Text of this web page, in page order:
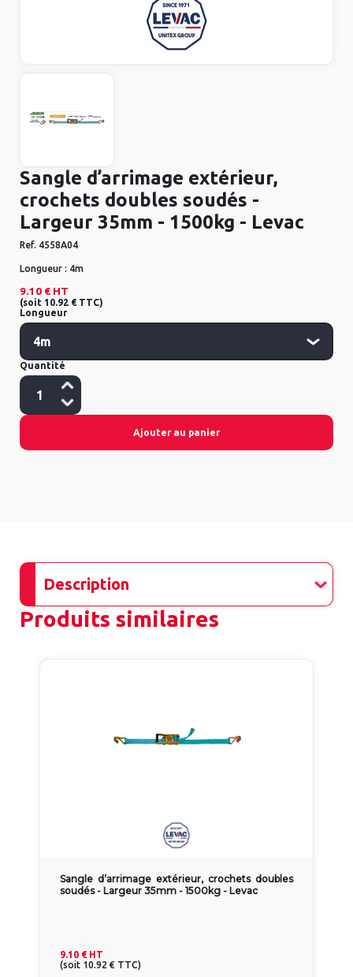
Sangle d’arrimage extérieur,
crochets doubles soudés -
Largeur 35mm - 1500kg - Levac
Ref. 4558A04
Longueur : 4m
9.10 € HT
(soit 10.92 € TTC)
Longueur
Quantité
Ajouter au panier
Description
Produits similaires
Sangle d’arrimage extérieur, crochets doubles
soudés - Largeur 35mm - 1500kg - Levac
9.10 € HT
(soit 10.92 € TTC)